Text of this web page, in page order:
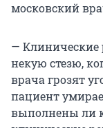
московский
— Клинические
некую стезю,
врача грозят
пациент
выполнены ли